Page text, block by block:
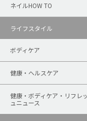
ネイルHOW TO
ライフスタイル
ボディケア
健康・ヘルスケア
健康・ボディケア・リフレ
ュニュース